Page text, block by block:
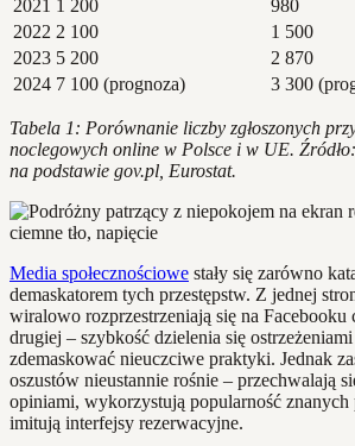
2021 1 200
980
2022 2 100
1 500
2023 5 200
2 870
2024 7 100 (prognoza) 3 300
Tabela 1: Porównanie liczby zgłoszonych
noclegowych online w Polsce i w UE.
na podstawie gov.pl, Eurostat.
Media społecznościowe stały się zarówno
demaskatorem tych przestępstw. Z jednej
wiralowo rozprzestrzeniają się na Facebooku
drugiej – szybkość dzielenia się
zdemaskować nieuczciwe praktyki. Jednak
oszustów nieustannie rośnie – przechwalają
opiniami, wykorzystują popularność znanych
imitują interfejsy rezerwacyjne.